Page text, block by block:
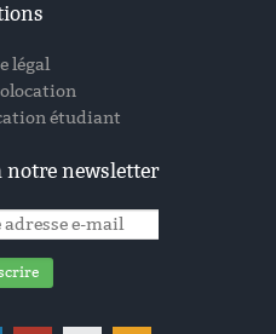
légal
étudiant
notre newsletter